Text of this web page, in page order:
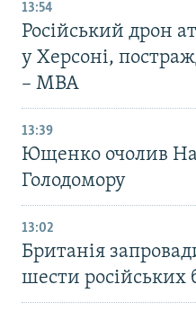
13:54
Російський дрон
у Херсоні,
– МВА
13:39
Ющенко очолив
Голодомору
13:02
Британія
шести російських